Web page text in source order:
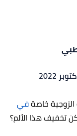
الزوجية خاصةفي
تخفيف هذا الألم؟